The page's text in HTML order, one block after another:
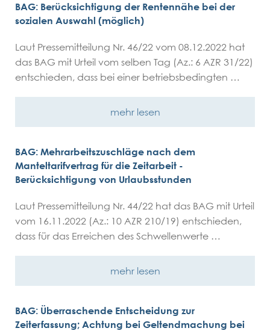
BAG: Berücksichtigung der Rentennähe bei der
sozialen Auswahl (möglich)
Laut Pressemitteilung Nr. 46/22 vom 08.12.2022 hat
das BAG mit Urteil vom selben Tag (Az.: 6 AZR 31/22)
entschieden, dass bei einer betriebsbedingten …
mehr lesen
BAG: Mehrarbeitszuschläge nach dem
Manteltarifvertrag für die Zeitarbeit -
Berücksichtigung von Urlaubsstunden
Laut Pressemitteilung Nr. 44/22 hat das BAG mit Urteil
vom 16.11.2022 (Az.: 10 AZR 210/19) entschieden,
dass für das Erreichen des Schwellenwerte …
mehr lesen
BAG: Überraschende Entscheidung zur
Zeiterfassung; Achtung bei Geltendmachung bei